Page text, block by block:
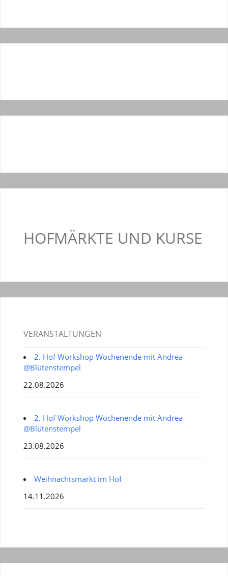
HOFMÄRKTE UND KURSE
VERANSTALTUNGEN
2. Hof Workshop Wochenende mit Andrea
@Blütenstempel
22.08.2026
2. Hof Workshop Wochenende mit Andrea
@Blütenstempel
23.08.2026
Weihnachtsmarkt im Hof
14.11.2026